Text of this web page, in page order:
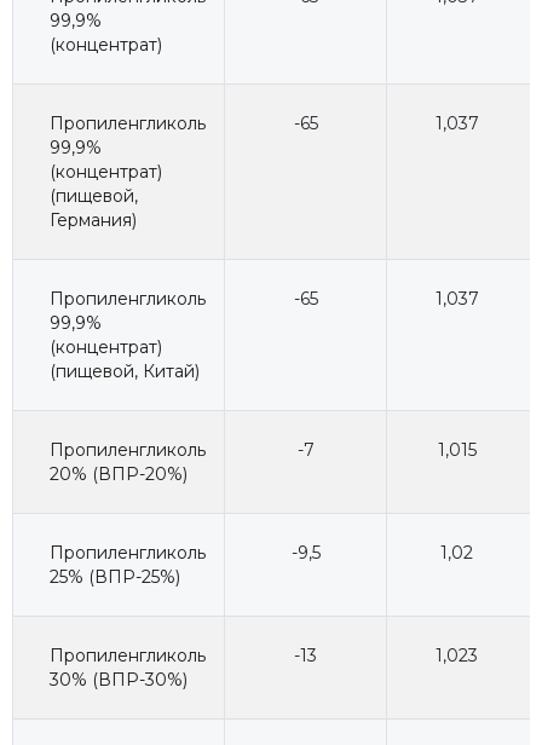
99,9%
(концентрат)
Пропиленгликоль
99,9%
(концентрат)
(пищевой,
Германия)
-65 1,037
Пропиленгликоль
99,9%
(концентрат)
(пищевой, Китай)
-65 1,037
Пропиленгликоль
20% (ВПР-20%)
-7 1,015
Пропиленгликоль
25% (ВПР-25%)
-9,5 1,02
Пропиленгликоль
30% (ВПР-30%)
-13 1,023